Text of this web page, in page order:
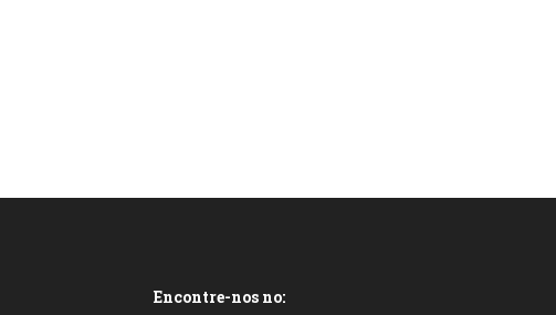
Encontre-nos no: